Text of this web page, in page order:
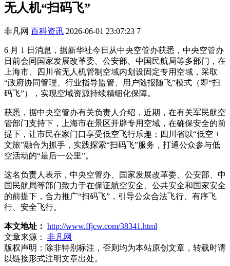
无人机“扫码飞”
非凡网 百科资讯 2026-06-01 23:07:23 7
6 月 1 日消息，据新华社今日从中央空管办获悉，中央空管办
日前会同国家发展改革委、公安部、中国民航局等多部门，在
上海市、四川省无人机管制空域内划设固定专用空域，采取
“政府协同管理、行业指导监管、用户随报随飞”模式（即“扫
码飞”），实现空域资源持续精细化保障。
获悉，据中央空管办有关负责人介绍，近期，在有关军民航空
管部门支持下，上海市在景区开辟专用空域，在确保安全的前
提下，让市民在家门口享受低空飞行乐趣；四川省以“低空 +
文旅”融合为抓手，实践探索“扫码飞”服务，打通公众参与低
空活动的“最后一公里”。
这名负责人表示，中央空管办、国家发展改革委、公安部、中
国民航局等部门致力于在保证航空安全、公共安全和国家安全
的前提下，合力推广“扫码飞”，引导公众合法飞行、有序飞
行、安全飞行。
本文地址： http://www.ffjcw.com/38341.html
文章来源：
非凡网
版权声明： 除非特别标注，否则均为本站原创文章，转载时请
以链接形式注明文章出处。